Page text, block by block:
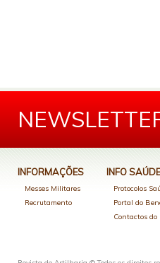
INFORMAÇÕES
Messes Militares
Recrutamento
INFO SAÚDE
Protocolos
Portal do
Contactos do